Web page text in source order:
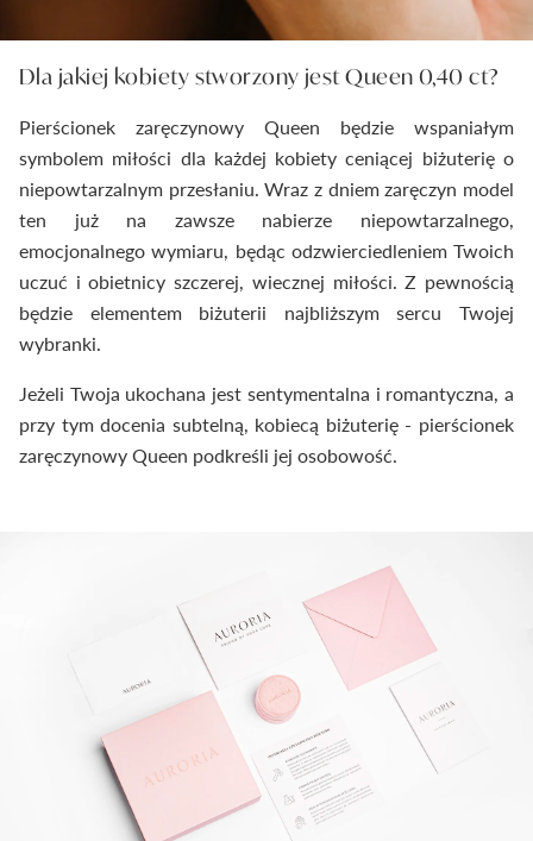
Dla jakiej kobiety stworzony jest Queen 0,40 ct?
Pierścionek zaręczynowy Queen będzie wspaniałym
symbolem miłości dla każdej kobiety ceniącej biżuterię o
niepowtarzalnym przesłaniu. Wraz z dniem zaręczyn model
ten już na zawsze nabierze niepowtarzalnego,
emocjonalnego wymiaru, będąc odzwierciedleniem Twoich
uczuć i obietnicy szczerej, wiecznej miłości. Z pewnością
będzie elementem biżuterii najbliższym sercu Twojej
wybranki.
Jeżeli Twoja ukochana jest sentymentalna i romantyczna, a
przy tym docenia subtelną, kobiecą biżuterię - pierścionek
zaręczynowy Queen podkreśli jej osobowość.